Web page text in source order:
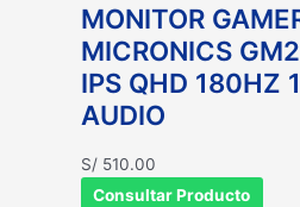
MONITOR
MICRONICS
IPS QHD 180HZ
AUDIO
S/ 510.00
Consultar Producto